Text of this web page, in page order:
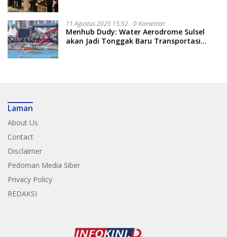
11 Agustus 2025 15:52 0 Komentar
Menhub Dudy: Water Aerodrome Sulsel
akan Jadi Tonggak Baru Transportasi
Laman
About Us
Contact
Disclaimer
Pedoman Media Siber
Privacy Policy
REDAKSI